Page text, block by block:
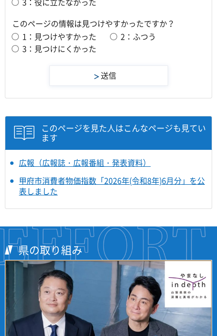
このページの情報は見つけやすかったですか？
1：見つけやすかった
2：ふつう
3：見つけにくかった
このページを見た人はこんなページも見てい
ます
広報（広報誌・広報番組・発表資料）
甲府市消費者物価指数「2026年(令和8年)6月分」を公
表しました
県の取り組み